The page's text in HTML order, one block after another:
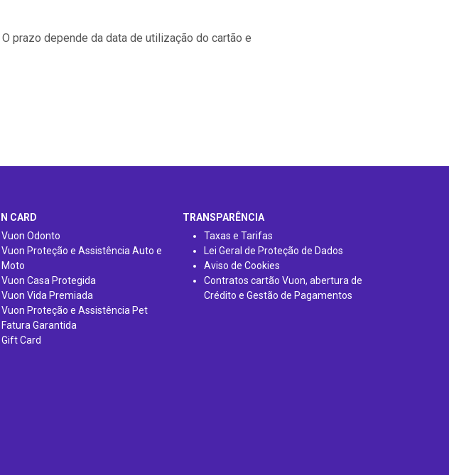
prazo depende da data de utilização do cartão e
CARD
Vuon Odonto
Vuon Proteção e Assistência Auto e
Moto
Vuon Casa Protegida
Vuon Vida Premiada
Vuon Proteção e Assistência Pet
Fatura Garantida
Gift Card
TRANSPARÊNCIA
Taxas e Tarifas
Lei Geral de Proteção de Dados
Aviso de Cookies
Contratos cartão Vuon, abertura de
Crédito e Gestão de Pagamentos